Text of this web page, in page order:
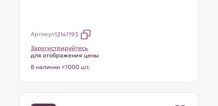
Артикул12141193
Зарегистрируйтесь
для отображения цены
В наличии <1000 шт.